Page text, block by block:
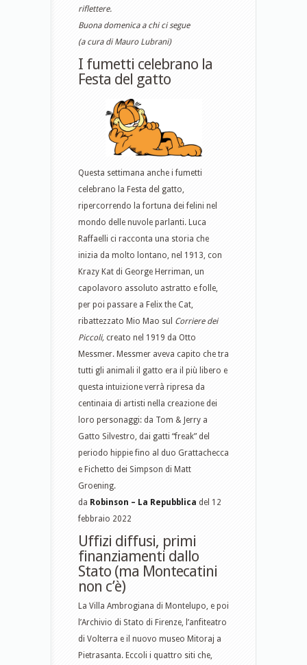
riflettere.
Buona domenica a chi ci segue
(a cura di Mauro Lubrani)
I fumetti celebrano la
Festa del gatto
Questa settimana anche i fumetti
celebrano la Festa del gatto,
ripercorrendo la fortuna dei felini nel
mondo delle nuvole parlanti. Luca
Raffaelli ci racconta una storia che
inizia da molto lontano, nel 1913, con
Krazy Kat di George Herriman, un
capolavoro assoluto astratto e folle,
per poi passare a Felix the Cat,
ribattezzato Mio Mao sul Corriere dei
Piccoli, creato nel 1919 da Otto
Messmer. Messmer aveva capito che tra
tutti gli animali il gatto era il più libero e
questa intuizione verrà ripresa da
centinaia di artisti nella creazione dei
loro personaggi: da Tom & Jerry a
Gatto Silvestro, dai gatti “freak” del
periodo hippie fino al duo Grattachecca
e Fichetto dei Simpson di Matt
Groening.
da Robinson – La Repubblica del 12
febbraio 2022
Uffizi diffusi, primi
finanziamenti dallo
Stato (ma Montecatini
non c’è)
La Villa Ambrogiana di Montelupo, e poi
l’Archivio di Stato di Firenze, l’anfiteatro
di Volterra e il nuovo museo Mitoraj a
Pietrasanta. Eccoli i quattro siti che,